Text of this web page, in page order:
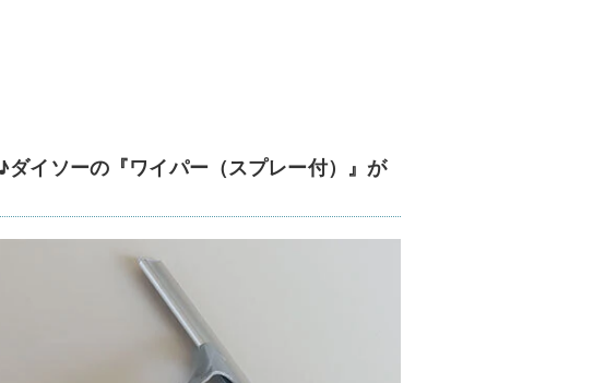
イソーの『ワイパー（スプレー付）』が